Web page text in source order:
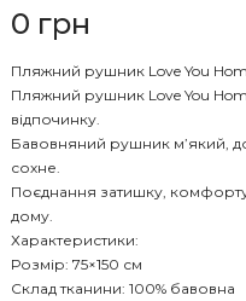
0 грн
Пляжний рушник Love You
Пляжний рушник Love You
відпочинку.
Бавовняний рушник м’який,
сохне.
Поєднання затишку,
дому.
Характеристики:
Розмір: 75×150 см
Склад тканини: 100% бавовна